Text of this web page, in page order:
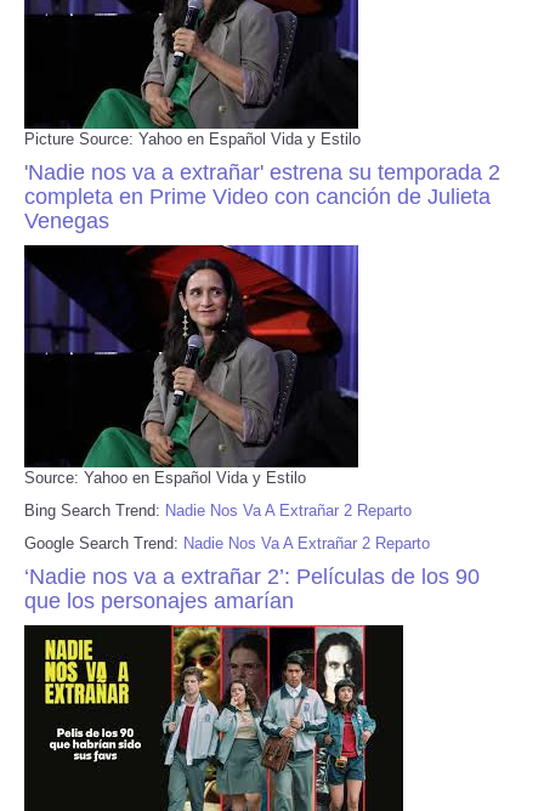
Picture Source: Yahoo en Español Vida y Estilo
'Nadie nos va a extrañar' estrena su temporada 2
completa en Prime Video con canción de Julieta
Venegas
Source: Yahoo en Español Vida y Estilo
Bing Search Trend: Nadie Nos Va A Extrañar 2 Reparto
Google Search Trend: Nadie Nos Va A Extrañar 2 Reparto
‘Nadie nos va a extrañar 2’: Películas de los 90
que los personajes amarían